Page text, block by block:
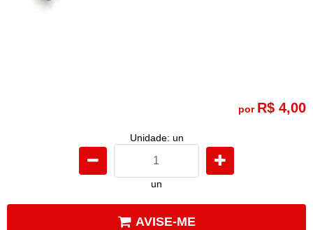
por R$ 4,00
Unidade: un
un
AVISE-ME